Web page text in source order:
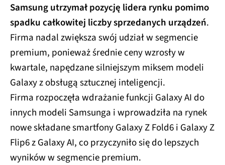
Samsung utrzymał pozycję lidera rynku pomimo
spadku całkowitej liczby sprzedanych urządzeń.
Firma nadal zwiększa swój udział w segmencie
premium, ponieważ średnie ceny wzrosły w
kwartale, napędzane silniejszym miksem modeli
Galaxy z obsługą sztucznej inteligencji.
Firma rozpoczęła wdrażanie funkcji Galaxy AI do
innych modeli Samsunga i wprowadziła na rynek
nowe składane smartfony Galaxy Z Fold6 i Galaxy Z
Flip6 z Galaxy AI, co przyczyniło się do lepszych
wyników w segmencie premium.